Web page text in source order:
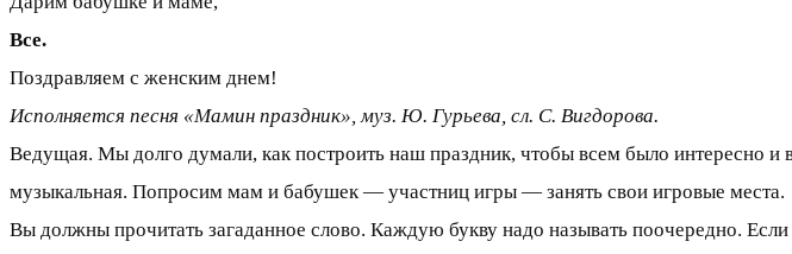
Все.
Поздравляем с женским днем!
Исполняется песня «Мамин праздник», муз. Ю. Гурьева, сл. С. Вигдорова.
Ведущая. Мы долго думали, как построить наш праздник, чтобы всем было интересно и
музыкальная. Попросим мам и бабушек — участниц игры — занять свои игровые места.
Вы должны прочитать загаданное слово. Каждую букву надо называть поочередно.